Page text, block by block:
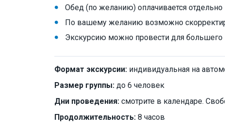
Обед (по желанию) оплачивается отдельно
По вашему желанию возможно
Экскурсию можно провести для большего
Формат экскурсии: индивидуальная на
Размер группы: до 6 человек
Дни проведения: смотрите в календаре.
Продолжительность: 8 часов